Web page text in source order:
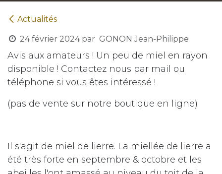
Actualités
24 février 2024 par GONON Jean-Philippe
Avis aux amateurs ! Un peu de miel en rayon
disponible ! Contactez nous par mail ou
téléphone si vous êtes intéressé !
(pas de vente sur notre boutique en ligne)
Il s'agit de miel de lierre. La miellée de lierre a
été très forte en septembre & octobre et les